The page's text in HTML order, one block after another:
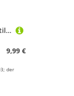
Surwin 3D Gänseblümchen Stil Reise Kofferschutzhülle Reisetasche Kofferbezug Elastisch Kofferhülle Gepäck Cover Waschbare Reisekoffer Hülle Schutz Bezug Schutzhülle (Blume 3,L (26-28 inches))
9,99 €
der